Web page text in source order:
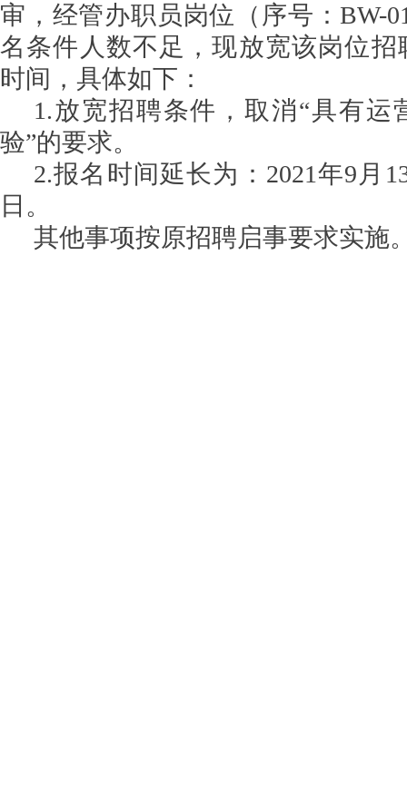
审， 经管办职员岗位 （ 序号：BW-
名条件人数不足 ，现放宽该岗位招
时间，具体如下：
1.放宽招聘条件，取消“具有运
验”的要求。
2.报名时间延长为：2021年9 月 1
日。
其他事项按原招聘启事要求实施